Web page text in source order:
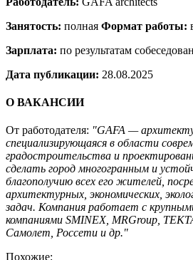
Занятость: полная Формат работы:
Зарплата: по результатам
Дата публикации: 28.08.2025
О ВАКАНСИИ
От работодателя: "GAFA —
специализирующаяся в области
градостроительства и
сделать город многогранным и
благополучию всех его жителей,
архитектурных, экономических,
задач. Компания работает с
компаниями SMINEX, MRGroup,
Самолет, Россети и др."
Похожие: